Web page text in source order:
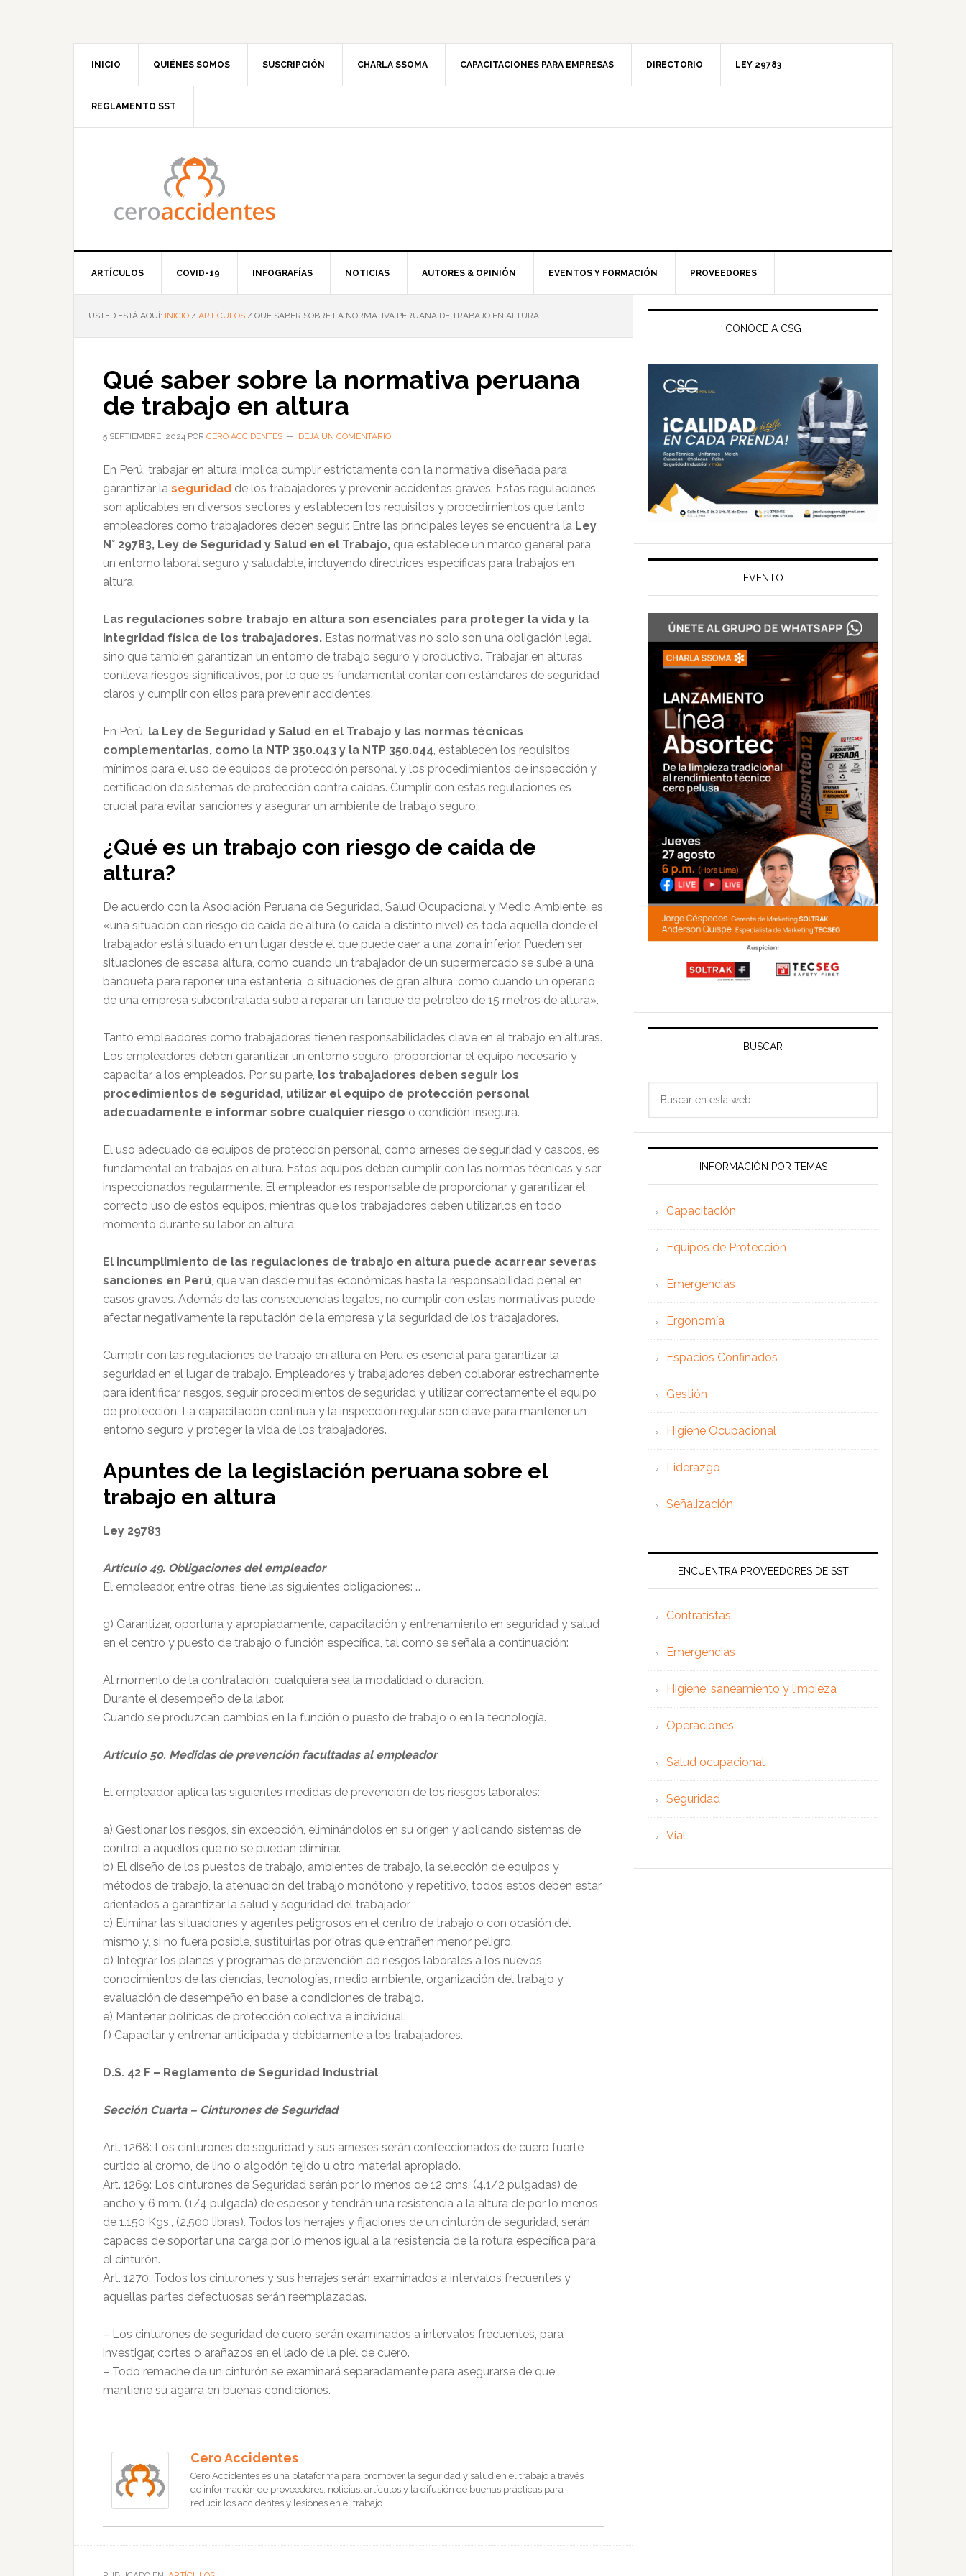
INICIO QUIÉNES SOMOS SUSCRIPCIÓN CHARLA SSOMA CAPACITACIONES PARA EMPRESAS DIRECTORIO LEY 29783
REGLAMENTO SST
ARTÍCULOS COVID-19 INFOGRAFÍAS NOTICIAS AUTORES & OPINIÓN EVENTOS Y FORMACIÓN PROVEEDORES
USTED ESTÁ AQUÍ: INICIO / ARTÍCULOS / QUÉ SABER SOBRE LA NORMATIVA PERUANA DE TRABAJO EN ALTURA
Qué saber sobre la normativa peruana
de trabajo en altura
5 SEPTIEMBRE, 2024 POR CERO ACCIDENTES DEJA UN COMENTARIO
En Perú, trabajar en altura implica cumplir estrictamente con la normativa diseñada para
garantizar la seguridad de los trabajadores y prevenir accidentes graves. Estas regulaciones
son aplicables en diversos sectores y establecen los requisitos y procedimientos que tanto
empleadores como trabajadores deben seguir. Entre las principales leyes se encuentra la Ley
N° 29783, Ley de Seguridad y Salud en el Trabajo, que establece un marco general para
un entorno laboral seguro y saludable, incluyendo directrices específicas para trabajos en
altura.
Las regulaciones sobre trabajo en altura son esenciales para proteger la vida y la
integridad física de los trabajadores. Estas normativas no solo son una obligación legal,
sino que también garantizan un entorno de trabajo seguro y productivo. Trabajar en alturas
conlleva riesgos significativos, por lo que es fundamental contar con estándares de seguridad
claros y cumplir con ellos para prevenir accidentes.
En Perú, la Ley de Seguridad y Salud en el Trabajo y las normas técnicas
complementarias, como la NTP 350.043 y la NTP 350.044, establecen los requisitos
mínimos para el uso de equipos de protección personal y los procedimientos de inspección y
certificación de sistemas de protección contra caídas. Cumplir con estas regulaciones es
crucial para evitar sanciones y asegurar un ambiente de trabajo seguro.
¿Qué es un trabajo con riesgo de caída de
altura?
De acuerdo con la Asociación Peruana de Seguridad, Salud Ocupacional y Medio Ambiente, es
«una situación con riesgo de caída de altura (o caída a distinto nivel) es toda aquella donde el
trabajador está situado en un lugar desde el que puede caer a una zona inferior. Pueden ser
situaciones de escasa altura, como cuando un trabajador de un supermercado se sube a una
banqueta para reponer una estantería, o situaciones de gran altura, como cuando un operario
de una empresa subcontratada sube a reparar un tanque de petroleo de 15 metros de altura».
Tanto empleadores como trabajadores tienen responsabilidades clave en el trabajo en alturas.
Los empleadores deben garantizar un entorno seguro, proporcionar el equipo necesario y
capacitar a los empleados. Por su parte, los trabajadores deben seguir los
procedimientos de seguridad, utilizar el equipo de protección personal
adecuadamente e informar sobre cualquier riesgo o condición insegura.
El uso adecuado de equipos de protección personal, como arneses de seguridad y cascos, es
fundamental en trabajos en altura. Estos equipos deben cumplir con las normas técnicas y ser
inspeccionados regularmente. El empleador es responsable de proporcionar y garantizar el
correcto uso de estos equipos, mientras que los trabajadores deben utilizarlos en todo
momento durante su labor en altura.
El incumplimiento de las regulaciones de trabajo en altura puede acarrear severas
sanciones en Perú, que van desde multas económicas hasta la responsabilidad penal en
casos graves. Además de las consecuencias legales, no cumplir con estas normativas puede
afectar negativamente la reputación de la empresa y la seguridad de los trabajadores.
Cumplir con las regulaciones de trabajo en altura en Perú es esencial para garantizar la
seguridad en el lugar de trabajo. Empleadores y trabajadores deben colaborar estrechamente
para identificar riesgos, seguir procedimientos de seguridad y utilizar correctamente el equipo
de protección. La capacitación continua y la inspección regular son clave para mantener un
entorno seguro y proteger la vida de los trabajadores.
Apuntes de la legislación peruana sobre el
trabajo en altura
Ley 29783
Artículo 49. Obligaciones del empleador
El empleador, entre otras, tiene las siguientes obligaciones: …
g) Garantizar, oportuna y apropiadamente, capacitación y entrenamiento en seguridad y salud
en el centro y puesto de trabajo o función específica, tal como se señala a continuación:
Al momento de la contratación, cualquiera sea la modalidad o duración.
Durante el desempeño de la labor.
Cuando se produzcan cambios en la función o puesto de trabajo o en la tecnología.
Artículo 50. Medidas de prevención facultadas al empleador
El empleador aplica las siguientes medidas de prevención de los riesgos laborales:
a) Gestionar los riesgos, sin excepción, eliminándolos en su origen y aplicando sistemas de
control a aquellos que no se puedan eliminar.
b) El diseño de los puestos de trabajo, ambientes de trabajo, la selección de equipos y
métodos de trabajo, la atenuación del trabajo monótono y repetitivo, todos estos deben estar
orientados a garantizar la salud y seguridad del trabajador.
c) Eliminar las situaciones y agentes peligrosos en el centro de trabajo o con ocasión del
mismo y, si no fuera posible, sustituirlas por otras que entrañen menor peligro.
d) Integrar los planes y programas de prevención de riesgos laborales a los nuevos
conocimientos de las ciencias, tecnologías, medio ambiente, organización del trabajo y
evaluación de desempeño en base a condiciones de trabajo.
e) Mantener políticas de protección colectiva e individual.
f) Capacitar y entrenar anticipada y debidamente a los trabajadores.
D.S. 42 F – Reglamento de Seguridad Industrial
Sección Cuarta – Cinturones de Seguridad
Art. 1268: Los cinturones de seguridad y sus arneses serán confeccionados de cuero fuerte
curtido al cromo, de lino o algodón tejido u otro material apropiado.
Art. 1269: Los cinturones de Seguridad serán por lo menos de 12 cms. (4.1/2 pulgadas) de
ancho y 6 mm. (1/4 pulgada) de espesor y tendrán una resistencia a la altura de por lo menos
de 1.150 Kgs., (2,500 libras). Todos los herrajes y fijaciones de un cinturón de seguridad, serán
capaces de soportar una carga por lo menos igual a la resistencia de la rotura específica para
el cinturón.
Art. 1270: Todos los cinturones y sus herrajes serán examinados a intervalos frecuentes y
aquellas partes defectuosas serán reemplazadas.
– Los cinturones de seguridad de cuero serán examinados a intervalos frecuentes, para
investigar, cortes o arañazos en el lado de la piel de cuero.
– Todo remache de un cinturón se examinará separadamente para asegurarse de que
mantiene su agarra en buenas condiciones.
Cero Accidentes
Cero Accidentes es una plataforma para promover la seguridad y salud en el trabajo a través
de información de proveedores, noticias, artículos y la difusión de buenas prácticas para
reducir los accidentes y lesiones en el trabajo.
Barra
principal
CONOCE A CSG
EVENTO
BUSCAR
web
INFORMACIÓN POR TEMAS
Capacitación
Equipos de Protección
Emergencias
Ergonomía
Espacios Confinados
Gestión
Higiene Ocupacional
Liderazgo
Señalización
ENCUENTRA PROVEEDORES DE SST
Contratistas
Emergencias
Higiene, saneamiento y limpieza
Operaciones
Salud ocupacional
Seguridad
Vial